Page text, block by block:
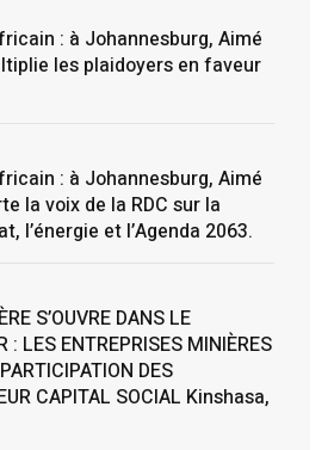
: à Johannesburg, Aimé
les plaidoyers en faveur
: à Johannesburg, Aimé
la voix de la RDC sur la
l’énergie et l’Agenda 2063.
S’OUVRE DANS LE
: LES ENTREPRISES MINIÈRES
DES
CAPITAL SOCIAL Kinshasa,